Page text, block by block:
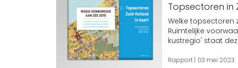
Topsectoren in
Welke topsectoren
Ruimtelijke
kustregio' staat
Rapport 03 mei 2023